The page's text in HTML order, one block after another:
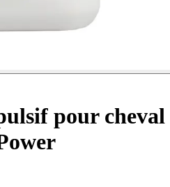
pour cheval